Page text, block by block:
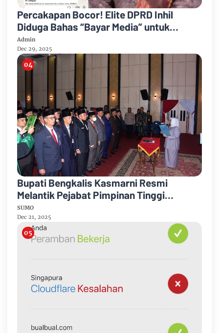
Percakapan Bocor! Elite DPRD Inhil
Diduga Bahas “Bayar Media” untuk
Dukung Kebijakan
Admin
Dec 29, 2025
Bupati Bengkalis Kasmarni Resmi
Melantik Pejabat Pimpinan Tinggi
Pratama
SUMO
Dec 21, 2025